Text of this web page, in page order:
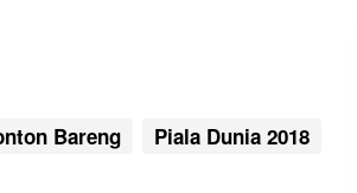
Bareng
Piala Dunia 2018